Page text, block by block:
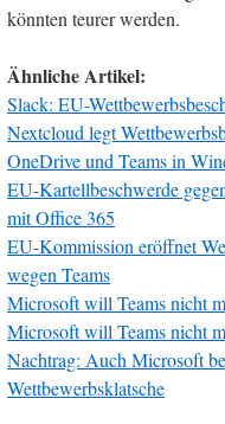
könnten teurer werden.
Ähnliche Artikel:
Slack: EU-
Nextcloud legt
OneDrive und Teams in
EU-Kartellbeschwerde
mit Office 365
EU-Kommission eröffnet
wegen Teams
Microsoft will Teams nicht
Microsoft will Teams nicht
Nachtrag: Auch Microsoft
Wettbewerbsklatsche